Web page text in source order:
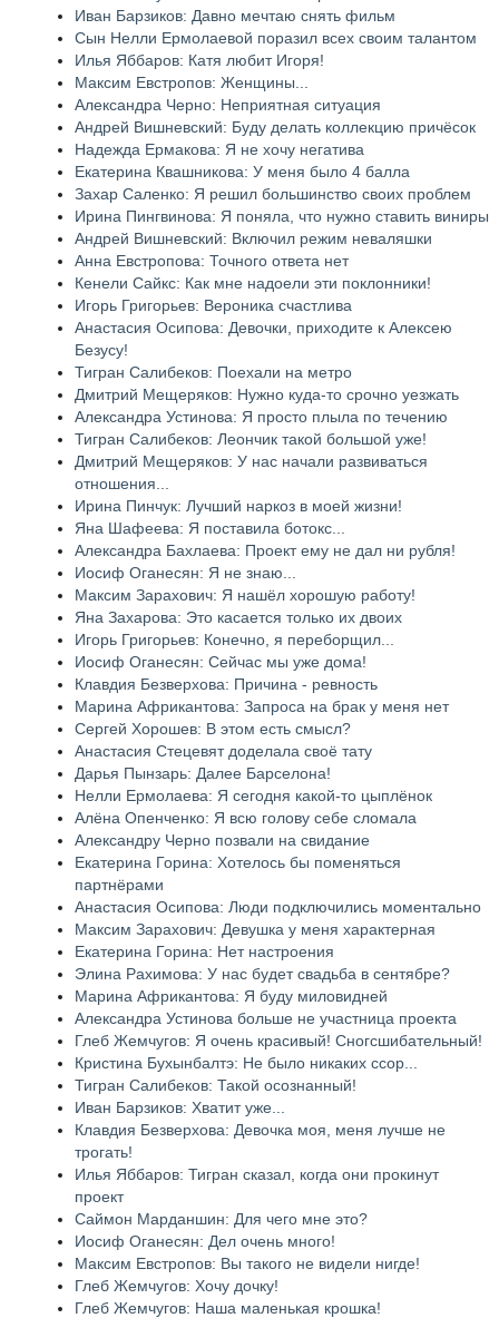
Иван Барзиков: Давно мечтаю снять фильм
Сын Нелли Ермолаевой поразил всех своим талантом
Илья Яббаров: Катя любит Игоря!
Максим Евстропов: Женщины...
Александра Черно: Неприятная ситуация
Андрей Вишневский: Буду делать коллекцию причёсок
Надежда Ермакова: Я не хочу негатива
Екатерина Квашникова: У меня было 4 балла
Захар Саленко: Я решил большинство своих проблем
Ирина Пингвинова: Я поняла, что нужно ставить виниры
Андрей Вишневский: Включил режим неваляшки
Анна Евстропова: Точного ответа нет
Кенели Сайкс: Как мне надоели эти поклонники!
Игорь Григорьев: Вероника счастлива
Анастасия Осипова: Девочки, приходите к Алексею
Безусу!
Тигран Салибеков: Поехали на метро
Дмитрий Мещеряков: Нужно куда-то срочно уезжать
Александра Устинова: Я просто плыла по течению
Тигран Салибеков: Леончик такой большой уже!
Дмитрий Мещеряков: У нас начали развиваться
отношения...
Ирина Пинчук: Лучший наркоз в моей жизни!
Яна Шафеева: Я поставила ботокс...
Александра Бахлаева: Проект ему не дал ни рубля!
Иосиф Оганесян: Я не знаю...
Максим Зарахович: Я нашёл хорошую работу!
Яна Захарова: Это касается только их двоих
Игорь Григорьев: Конечно, я переборщил...
Иосиф Оганесян: Сейчас мы уже дома!
Клавдия Безверхова: Причина - ревность
Марина Африкантова: Запроса на брак у меня нет
Сергей Хорошев: В этом есть смысл?
Анастасия Стецевят доделала своё тату
Дарья Пынзарь: Далее Барселона!
Нелли Ермолаева: Я сегодня какой-то цыплёнок
Алёна Опенченко: Я всю голову себе сломала
Александру Черно позвали на свидание
Екатерина Горина: Хотелось бы поменяться
партнёрами
Анастасия Осипова: Люди подключились моментально
Максим Зарахович: Девушка у меня характерная
Екатерина Горина: Нет настроения
Элина Рахимова: У нас будет свадьба в сентябре?
Марина Африкантова: Я буду миловидней
Александра Устинова больше не участница проекта
Глеб Жемчугов: Я очень красивый! Сногсшибательный!
Кристина Бухынбалтэ: Не было никаких ссор...
Тигран Салибеков: Такой осознанный!
Иван Барзиков: Хватит уже...
Клавдия Безверхова: Девочка моя, меня лучше не
трогать!
Илья Яббаров: Тигран сказал, когда они прокинут
проект
Саймон Марданшин: Для чего мне это?
Иосиф Оганесян: Дел очень много!
Максим Евстропов: Вы такого не видели нигде!
Глеб Жемчугов: Хочу дочку!
Глеб Жемчугов: Наша маленькая крошка!